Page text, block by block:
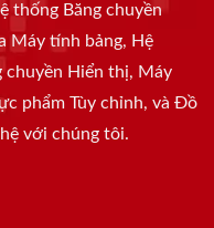
thống Băng chuyền
Máy tính bảng, Hệ
chuyền Hiển thị, Máy
phẩm Tùy chỉnh, và Đồ
với chúng tôi.